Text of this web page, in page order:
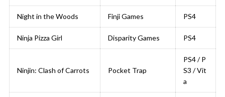
Night in the Woods Finji Games PS4
Ninja Pizza Girl Disparity Games PS4
Ninjin: Clash of Carrots Pocket Trap
PS4 / P
S3 / Vit
a